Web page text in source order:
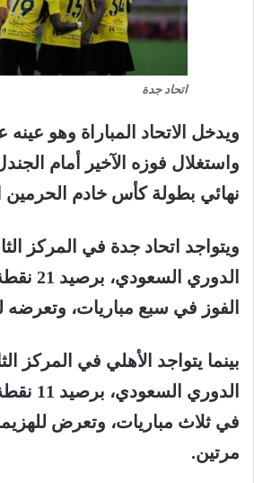
اتحاد جدة
ويدخل الاتحاد المباراة وهو عينه
واستغلال فوزه الآخير أمام
نهائي بطولة كأس خادم الحرمين
ويتواجد اتحاد جدة في المركز
الدوري السعودي، برصيد
الفوز في سبع مباريات، وتعرضه
بينما يتواجد الأهلي في المركز
الدوري السعودي، برصيد
في ثلاث مباريات، وتعرض
مرتين.